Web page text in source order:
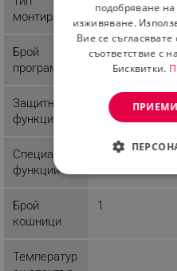
монтиране
Брой
програми
1
Защитни
функции
Светещ
Специални
функции
Термостат
Брой
кошници
1
Температур
подобряване на
изживяване.
Вие се
съответствие с
Бисквитки.
СТРОГО
ЕФЕКТИВНОСТ